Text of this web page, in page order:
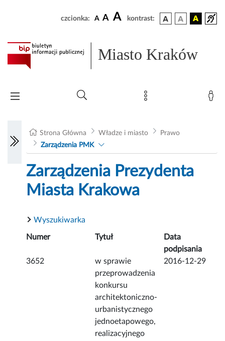
czcionka: A A A kontrast:
Miasto Kraków
Strona Główna Władze i miasto
Prawo
Zarządzenia PMK
Zarządzenia Prezydenta
Miasta Krakowa
Wyszukiwarka
Numer Tytuł
Data
podpisania
3652
w sprawie
przeprowadzenia
konkursu
architektoniczno-
urbanistycznego
jednoetapowego,
realizacyjnego
2016-12-29